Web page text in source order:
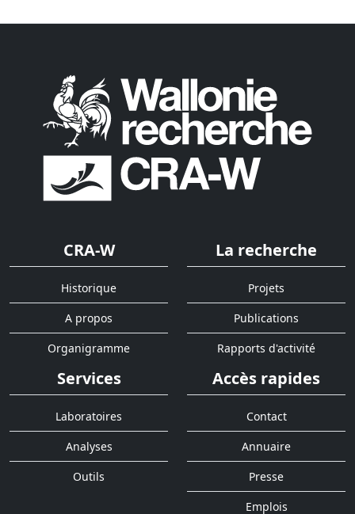
CRA-W
Historique
A propos
Organigramme
La recherche
Projets
Publications
Rapports d'activité
Services
Laboratoires
Analyses
Outils
Accès rapides
Contact
Annuaire
Presse
Emplois